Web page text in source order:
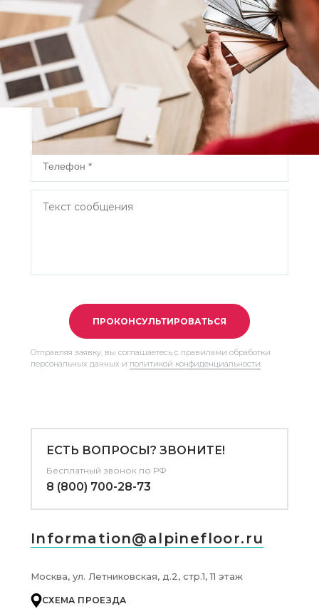
Есть вопросы или требуется
консультация?
Заполните форму и наш специалист свяжется с вами в
ближайшее время.
ПРОКОНСУЛЬТИРОВАТЬСЯ
Отправляя заявку, вы соглашаетесь с правилами обработки
персональных данных и политикой конфиденциальности.
ЕСТЬ ВОПРОСЫ? ЗВОНИТЕ!
Бесплатный звонок по РФ
8 (800) 700-28-73
Information@alpinefloor.ru
Москва, ул. Летниковская, д.2, стр.1, 11 этаж
СХЕМА ПРОЕЗДА